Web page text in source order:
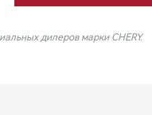
дилеров марки CHERY.